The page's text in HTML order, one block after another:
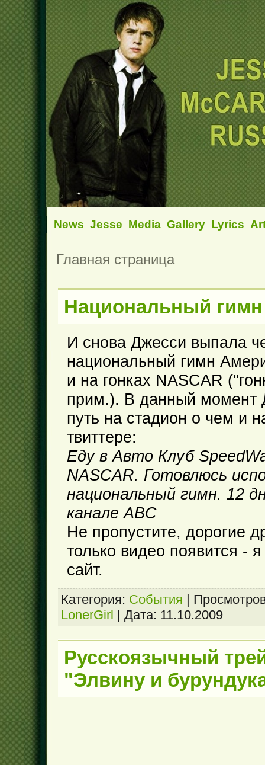
News Jesse Media Gallery Lyrics
Главная страница
Национальный гимн
И снова Джесси выпала
национальный гимн
и на гонках NASCAR
прим.). В данный момент
путь на стадион о чем и
твиттере:
Еду в Авто Клуб
NASCAR. Готовлюсь
национальный гимн. 12
канале ABC
Не пропустите, дорогие
только видео появится -
сайт.
Категория: События |
LonerGirl | Дата: 11.10.2009
Русскоязычный
"Элвину и